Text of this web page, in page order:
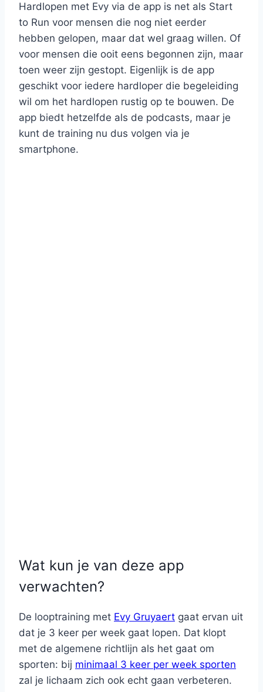
Hardlopen met Evy via de app is net als Start
to Run voor mensen die nog niet eerder
hebben gelopen, maar dat wel graag willen. Of
voor mensen die ooit eens begonnen zijn, maar
toen weer zijn gestopt. Eigenlijk is de app
geschikt voor iedere hardloper die begeleiding
wil om het hardlopen rustig op te bouwen. De
app biedt hetzelfde als de podcasts, maar je
kunt de training nu dus volgen via je
smartphone.
Wat kun je van deze app
verwachten?
De looptraining met Evy Gruyaert gaat ervan uit
dat je 3 keer per week gaat lopen. Dat klopt
met de algemene richtlijn als het gaat om
sporten: bij minimaal 3 keer per week sporten
zal je lichaam zich ook echt gaan verbeteren.